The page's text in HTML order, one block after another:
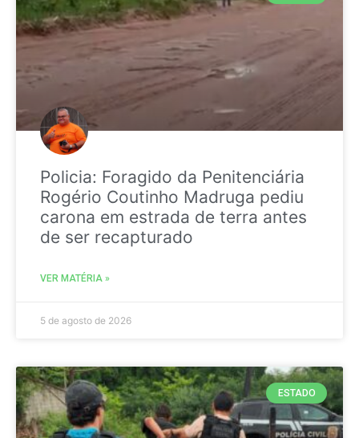
Policia: Foragido da Penitenciária
Rogério Coutinho Madruga pediu
carona em estrada de terra antes
de ser recapturado
VER MATÉRIA »
5 de agosto de 2026
ESTADO